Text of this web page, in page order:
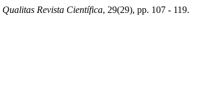
Qualitas Revista Científica, 29(29), pp. 107 - 119.